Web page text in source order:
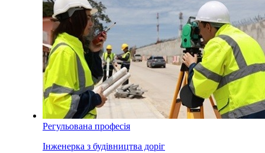
Регульована професія
Інженерка з будівництва доріг